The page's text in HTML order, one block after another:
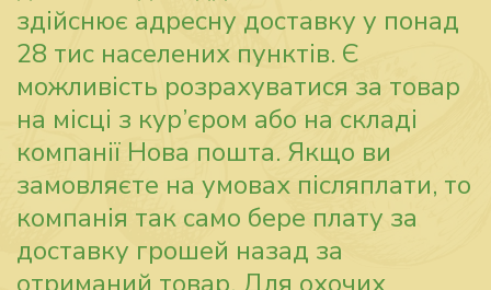
здійснює адресну доставку у понад
28 тис населених пунктів. Є
можливість розрахуватися за товар
на місці з кур’єром або на складі
компанії Нова пошта. Якщо ви
замовляєте на умовах післяплати, то
компанія так само бере плату за
доставку грошей назад за